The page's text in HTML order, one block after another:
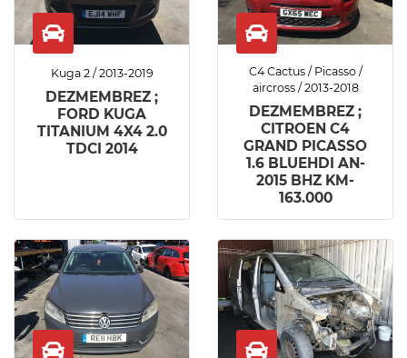
Kuga 2 / 2013-2019
DEZMEMBREZ ;
FORD KUGA
TITANIUM 4X4 2.0
TDCI 2014
C4 Cactus / Picasso /
aircross / 2013-2018
DEZMEMBREZ ;
CITROEN C4
GRAND PICASSO
1.6 BLUEHDI AN-
2015 BHZ KM-
163.000